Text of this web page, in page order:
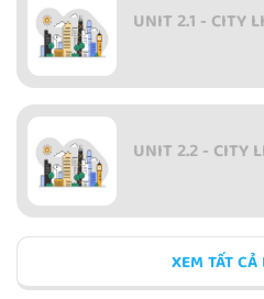
UNIT 2.1 - CITY
UNIT 2.2 - CITY
UNIT 2.3 - CITY
XEM TẤT